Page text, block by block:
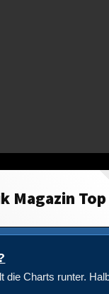
Magazin
Charts runter.